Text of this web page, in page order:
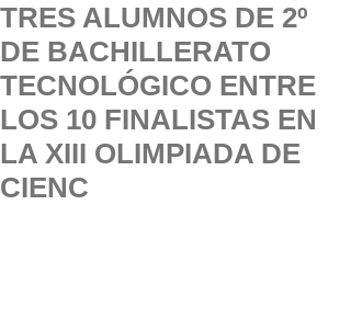
TRES ALUMNOS DE 2º
DE BACHILLERATO
TECNOLÓGICO ENTRE
LOS 10 FINALISTAS EN
LA XIII OLIMPIADA DE
CIENC